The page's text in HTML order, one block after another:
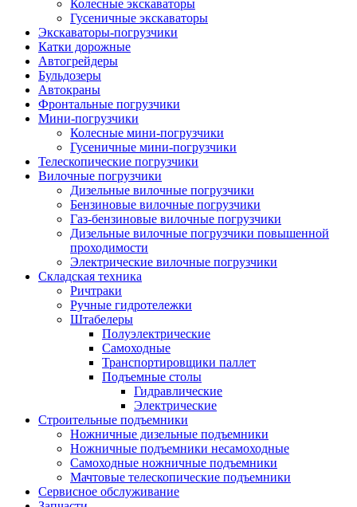
Колесные экскаваторы
Гусеничные экскаваторы
Экскаваторы-погрузчики
Катки дорожные
Автогрейдеры
Бульдозеры
Автокраны
Фронтальные погрузчики
Мини-погрузчики
Колесные мини-погрузчики
Гусеничные мини-погрузчики
Телескопические погрузчики
Вилочные погрузчики
Дизельные вилочные погрузчики
Бензиновые вилочные погрузчики
Газ-бензиновые вилочные погрузчики
Дизельные вилочные погрузчики повышенной
проходимости
Электрические вилочные погрузчики
Складская техника
Ричтраки
Ручные гидротележки
Штабелеры
Полуэлектрические
Самоходные
Транспортировщики паллет
Подъемные столы
Гидравлические
Электрические
Строительные подъемники
Ножничные дизельные подъемники
Ножничные подъемники несамоходные
Самоходные ножничные подъемники
Мачтовые телескопические подъемники
Сервисное обслуживание